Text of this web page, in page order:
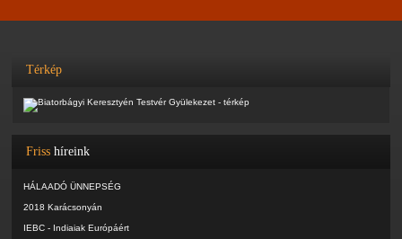
Térkép
Frisshíreink
HÁLAADÓ ÜNNEPSÉG
2018 Karácsonyán
IEBC - Indiaiak Európáért